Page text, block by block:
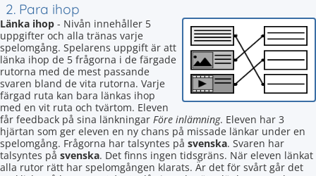
2. Para ihop
Länka ihop - Nivån innehåller 5
uppgifter och alla tränas varje
spelomgång. Spelarens uppgift är att
länka ihop de 5 frågorna i de färgade
rutorna med de mest passande
svaren bland de vita rutorna. Varje
färgad ruta kan bara länkas ihop
med en vit ruta och tvärtom. Eleven
får feedback på sina länkningar Före inlämning. Eleven har 3
hjärtan som ger eleven en ny chans på missade länkar under en
spelomgång. Frågorna har talsyntes på svenska. Svaren har
talsyntes på svenska. Det finns ingen tidsgräns. När eleven länkat
alla rutor rätt har spelomgången klarats. Är det för svårt går det